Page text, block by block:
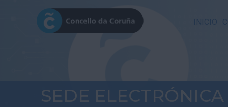
INICIO
SEDE ELECTRÓNICA